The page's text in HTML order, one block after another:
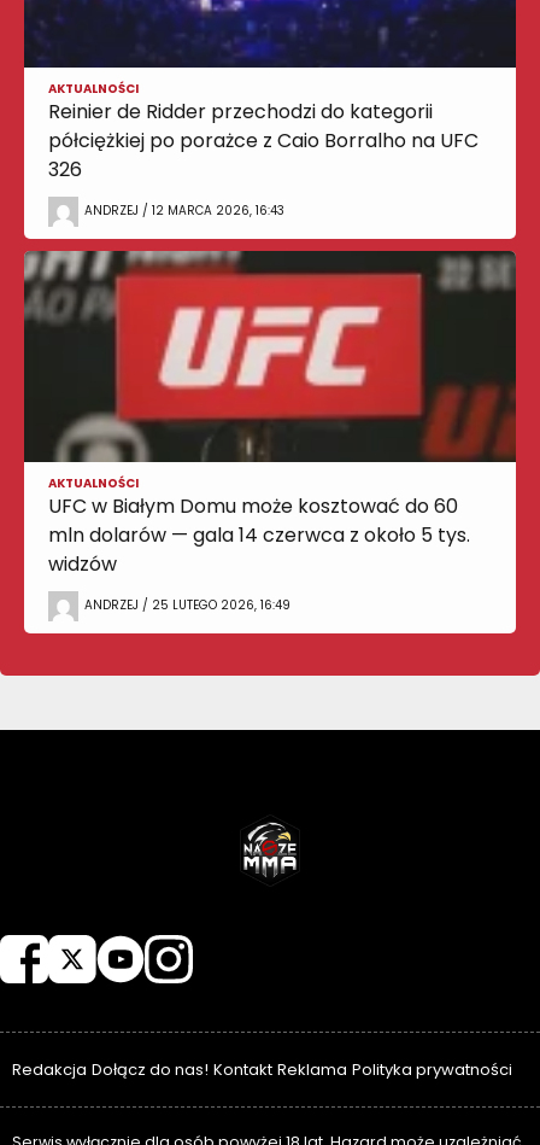
AKTUALNOŚCI
Reinier de Ridder przechodzi do kategorii
półciężkiej po porażce z Caio Borralho na UFC
326
ANDRZEJ / 12 MARCA 2026, 16:43
AKTUALNOŚCI
UFC w Białym Domu może kosztować do 60
mln dolarów — gala 14 czerwca z około 5 tys.
widzów
ANDRZEJ / 25 LUTEGO 2026, 16:49
Redakcja Dołącz do nas! Kontakt Reklama Polityka prywatności